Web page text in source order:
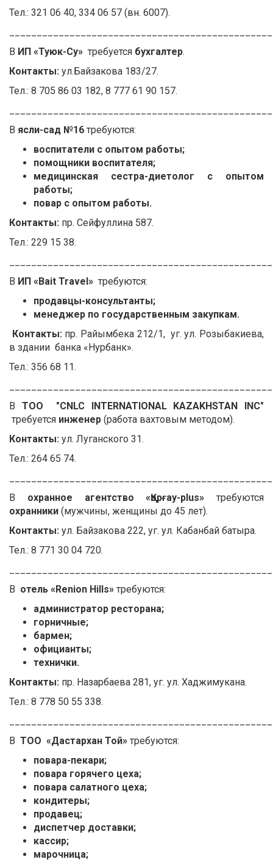
Тел.: 321 06 40, 334 06 57 (вн. 6007).
В ИП «Туюк-Су» требуется бухгалтер.
Контакты: ул.Байзакова 183/27.
Тел.: 8 705 86 03 182, 8 777 61 90 157.
В ясли-сад №16 требуются:
воспитатели с опытом работы;
помощники воспитателя;
медицинская сестра-диетолог с опытом
работы;
повар с опытом работы.
Контакты: пр. Сейфуллина 587.
Тел.: 229 15 38.
В ИП «Bait Travel» требуются:
продавцы-консультанты;
менеджер по государственным закупкам.
Контакты:пр. Райымбека 212/1, уг. ул. Розыбакиева,
в здании банка «Нурбанк».
Тел.: 356 68 11.
В ТОО "CNLC INTERNATIONAL KAZAKHSTAN INC"
требуется инженер (работа вахтовым методом).
Контакты: ул. Луганского 31.
Тел.: 264 65 74.
В охранное агентство «Қорғау-plus» требуются
охранники (мужчины, женщины до 45 лет).
Контакты: ул. Байзакова 222, уг. ул. Кабанбай батыра.
Тел.: 8 771 30 04 720.
В отель «Renion Hills» требуются:
администратор ресторана;
горничные;
бармен;
официанты;
технички.
Контакты: пр. Назарбаева 281, уг. ул. Хаджимукана.
Тел.: 8 778 50 55 338.
В ТОО «Дастархан Той» требуются:
повара-пекари;
повара горячего цеха;
повара салатного цеха;
кондитеры;
продавец;
диспетчер доставки;
кассир;
марочница;